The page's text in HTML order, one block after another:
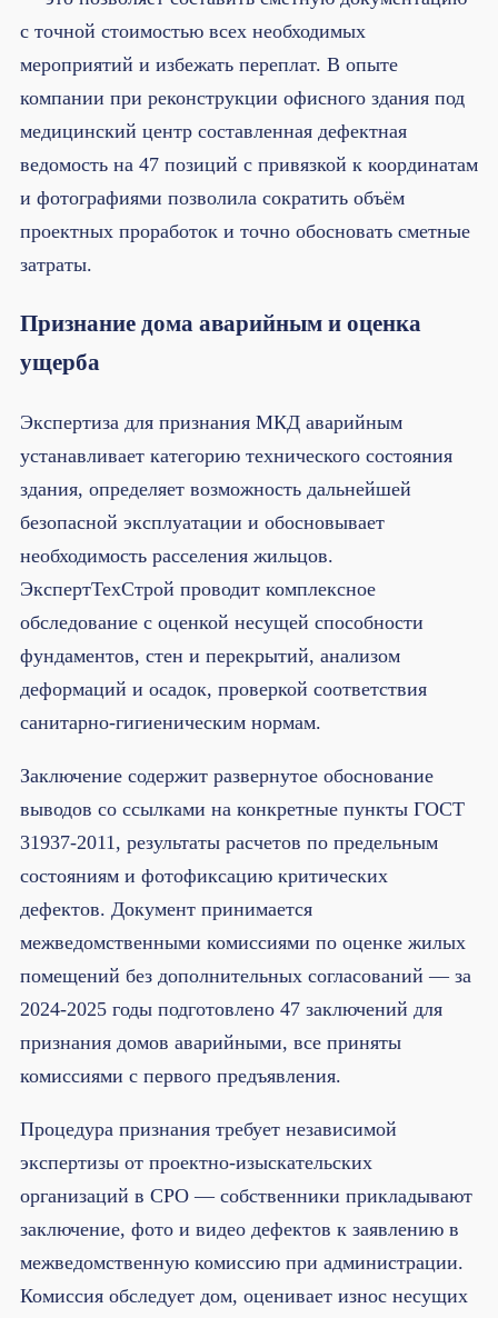
с точной стоимостью всех необходимых
мероприятий и избежать переплат. В опыте
компании при реконструкции офисного здания под
медицинский центр составленная дефектная
ведомость на 47 позиций с привязкой к координатам
и фотографиями позволила сократить объём
проектных проработок и точно обосновать сметные
затраты.
Признание дома аварийным и оценка
ущерба
Экспертиза для признания МКД аварийным
устанавливает категорию технического состояния
здания, определяет возможность дальнейшей
безопасной эксплуатации и обосновывает
необходимость расселения жильцов.
ЭкспертТехСтрой проводит комплексное
обследование с оценкой несущей способности
фундаментов, стен и перекрытий, анализом
деформаций и осадок, проверкой соответствия
санитарно-гигиеническим нормам.
Заключение содержит развернутое обоснование
выводов со ссылками на конкретные пункты ГОСТ
31937-2011, результаты расчетов по предельным
состояниям и фотофиксацию критических
дефектов. Документ принимается
межведомственными комиссиями по оценке жилых
помещений без дополнительных согласований — за
2024-2025 годы подготовлено 47 заключений для
признания домов аварийными, все приняты
комиссиями с первого предъявления.
Процедура признания требует независимой
экспертизы от проектно-изыскательских
организаций в СРО — собственники прикладывают
заключение, фото и видео дефектов к заявлению в
межведомственную комиссию при администрации.
Комиссия обследует дом, оценивает износ несущих